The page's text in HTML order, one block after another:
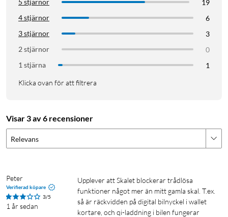
5 stjärnor
19
4 stjärnor
6
3 stjärnor
3
2 stjärnor
0
1 stjärna
1
Klicka ovan för att filtrera
Visar 3 av 6 recensioner
Relevans
Peter
Verifierad köpare
3/5
1 år sedan
Upplever att Skalet blockerar trådlösa
funktioner något mer än mitt gamla skal. T.ex.
så är räckvidden på digital bilnyckel i wallet
kortare, och qi-laddning i bilen fungerar